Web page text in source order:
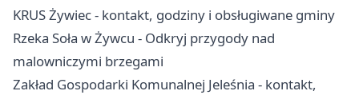
KRUS Żywiec - kontakt, godziny i obsługiwane gminy
Rzeka Soła w Żywcu - Odkryj przygody nad
malowniczymi brzegami
Zakład Gospodarki Komunalnej Jeleśnia - kontakt,